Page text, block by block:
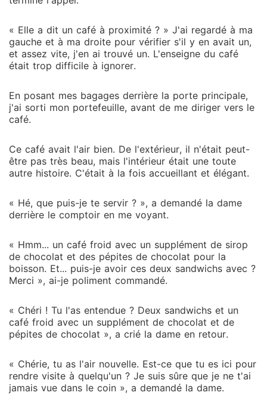
« Elle a dit un café à proximité ? » J'ai regardé à ma
gauche et à ma droite pour vérifier s'il y en avait un,
et assez vite, j'en ai trouvé un. L'enseigne du café
était trop difficile à ignorer.
En posant mes bagages derrière la porte principale,
j'ai sorti mon portefeuille, avant de me diriger vers le
café.
Ce café avait l'air bien. De l'extérieur, il n'était peut-
être pas très beau, mais l'intérieur était une toute
autre histoire. C'était à la fois accueillant et élégant.
« Hé, que puis-je te servir ? », a demandé la dame
derrière le comptoir en me voyant.
« Hmm... un café froid avec un supplément de sirop
de chocolat et des pépites de chocolat pour la
boisson. Et... puis-je avoir ces deux sandwichs avec ?
Merci », ai-je poliment commandé.
« Chéri ! Tu l'as entendue ? Deux sandwichs et un
café froid avec un supplément de chocolat et de
pépites de chocolat », a crié la dame en retour.
« Chérie, tu as l'air nouvelle. Est-ce que tu es ici pour
rendre visite à quelqu'un ? Je suis sûre que je ne t'ai
jamais vue dans le coin », a demandé la dame.